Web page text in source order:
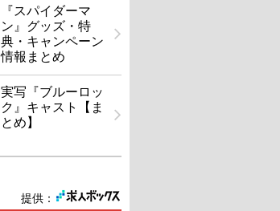
『スパイダーマ
ン』グッズ・特
典・キャンペーン
情報まとめ
実写『ブルーロッ
ク』キャスト【ま
とめ】
提供：